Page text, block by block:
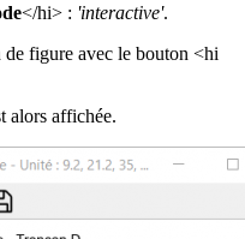
</hi> : 'interactive'.
de figure avec le bouton <hi
alors affichée.